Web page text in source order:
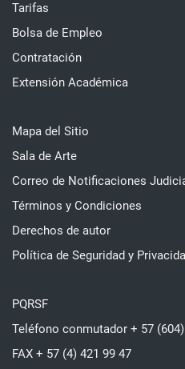
Tarifas
Bolsa de Empleo
Contratación
Extensión Académica
Mapa del Sitio
Sala de Arte
Correo de Notificaciones
Términos y Condiciones
Derechos de autor
Política de Seguridad y
PQRSF
Teléfono conmutador + 57 (604)
FAX + 57 (4) 421 99 47